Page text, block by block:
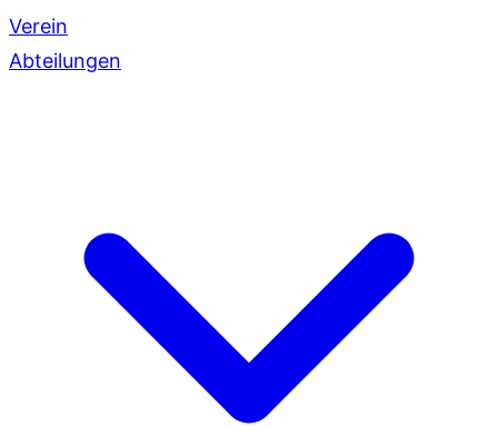
Verein
Abteilungen